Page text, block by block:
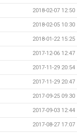
2018-02-07 12:50
2018-02-05 10:30
2018-01-22 15:25
2017-12-06 12:47
2017-11-29 20:54
2017-11-29 20:47
2017-09-25 09:30
2017-09-03 12:44
2017-08-27 17:07